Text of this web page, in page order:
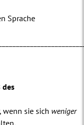
Sprache
des
wenn sie sich weniger